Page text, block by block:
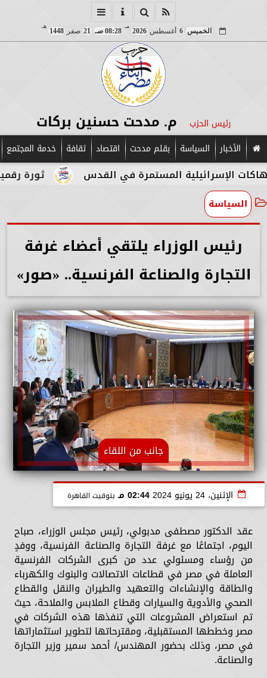
الخميس 6 أغسطس2026
مـ
08:28 صـ 21 صفر1448
هـ
رئيس الحزب م. مدحت حسنين بركات
الأخبار السياسة بقلم مدحت اقتصاد ثقافة خدمة المجتمع
ثورة رقمية في قلب المستمرة في القدس
السياسة
رئيس الوزراء يلتقي أعضاء غرفة
التجارة والصناعة الفرنسية.. «صور»
جانب من اللقاء
الإثنين، 24 يونيو 2024 02:44 مـ بتوقيت القاهرة
عقد الدكتور مصطفى مدبولي، رئيس مجلس الوزراء، صباح
اليوم، اجتماعًا مع غرفة التجارة والصناعة الفرنسية، ووفدٍ
من رؤساء ومسئولي عدد من كبرى الشركات الفرنسية
العاملة في مصر في قطاعات الاتصالات والبنوك والكهرباء
والطاقة والإنشاءات والتعهيد والطيران والنقل والقطاع
الصحي والأدوية والسيارات وقطاع الملابس والملاحة، حيث
تم استعراض المشروعات التي تنفذها هذه الشركات في
مصر وخططها المستقبلية، ومقترحاتها لتطوير استثماراتها
في مصر، وذلك بحضور المهندس/ أحمد سمير وزير التجارة
والصناعة.